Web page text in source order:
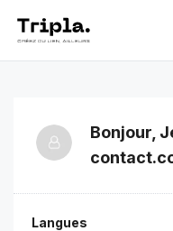
Bonjour,
Langues